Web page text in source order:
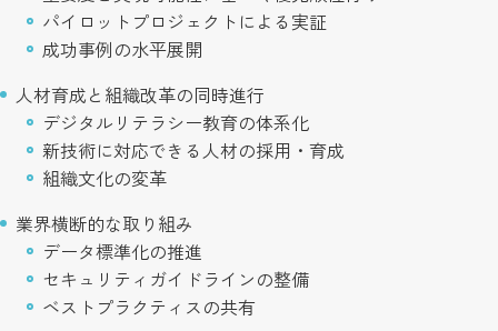
パイロットプロジェクトによる実証
成功事例の水平展開
人材育成と組織改革の同時進行
デジタルリテラシー教育の体系化
新技術に対応できる人材の採用・育成
組織文化の変革
業界横断的な取り組み
データ標準化の推進
セキュリティガイドラインの整備
ベストプラクティスの共有